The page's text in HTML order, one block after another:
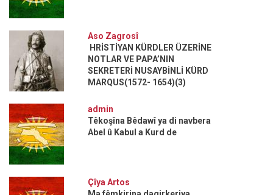
Aso Zagrosî
HRİSTİYAN KÜRDLER ÜZERİNE
NOTLAR VE PAPA’NIN
SEKRETERİ NUSAYBİNLİ KÜRD
MARQUS(1572- 1654)(3)
admin
Têkoşîna Bêdawî ya di navbera
Abel û Kabul a Kurd de
Çîya Artos